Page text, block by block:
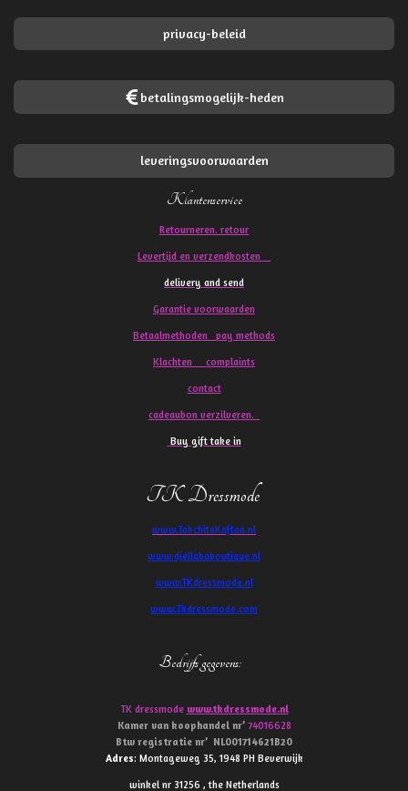
privacy-beleid
betalingsmogelijk-heden
leveringsvoorwaarden
Klantenservice
Retourneren. retour
Levertijd en verzendkosten
delivery and send
Garantie voorwaarden
Betaalmethoden pay methods
Klachten complaints
contact
cadeaubon verzilveren.
Buy gift take in
TK Dressmode
www.TakchitaKaftan.nl
www.djellababoutique.nl
www.TKdressmode.nl
www.Tkdressmode.com
Bedrijfs gegevens:
TK dressmode www.tkdressmode.nl
Kamer van koophandel nr’ 74016628
Btw registratie nr’ NL001714621B20
Adres: Montageweg 35, 1948 PH Beverwijk
winkel nr 31256 , the Netherlands